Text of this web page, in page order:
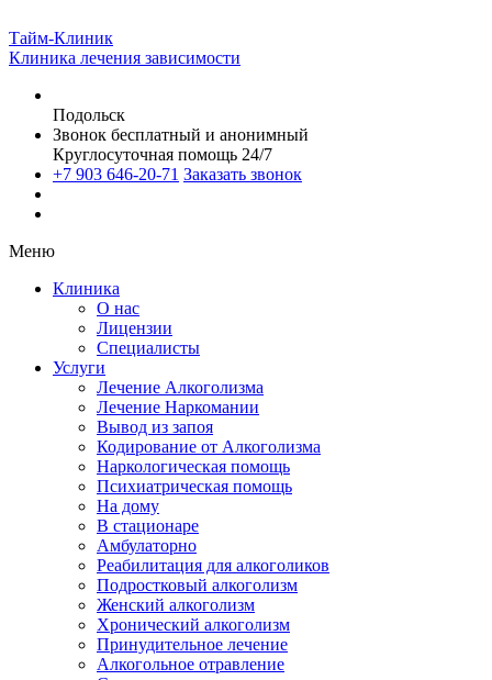
Тайм-Клиник
Клиника лечения зависимости
Подольск
Звонок бесплатный и анонимный
Круглосуточная помощь 24/7
+7 903 646-20-71 Заказать звонок
Меню
Клиника
О нас
Лицензии
Специалисты
Услуги
Лечение Алкоголизма
Лечение Наркомании
Вывод из запоя
Кодирование от Алкоголизма
Наркологическая помощь
Психиатрическая помощь
На дому
В стационаре
Амбулаторно
Реабилитация для алкоголиков
Подростковый алкоголизм
Женский алкоголизм
Хронический алкоголизм
Принудительное лечение
Алкогольное отравление